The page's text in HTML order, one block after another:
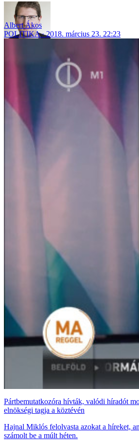
Albert Ákos
POLITIKA
2018. március 23. 22:23
Pártbemutatkozóra hívták, valódi híradót
elnökségi tagja a köztévén
Hajnal Miklós felolvasta azokat a híreket,
számolt be a múlt héten.